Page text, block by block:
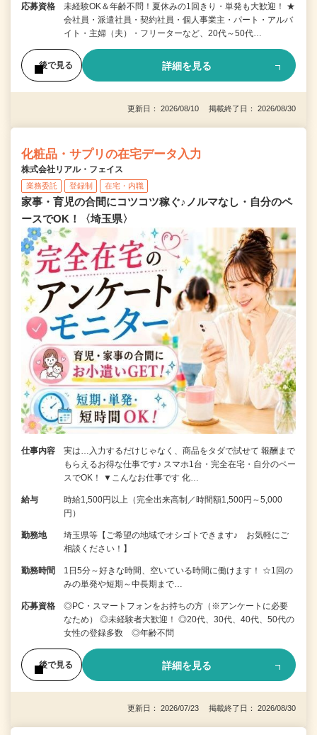
応募資格
未経験OK＆年齢不問！夏休みの1回きり・単発も大歓迎！ ★
会社員・派遣社員・契約社員・個人事業主・パート・アルバ
イト・主婦（夫）・フリーターなど、20代～50代…
後で見る 詳細を見る
更新日： 2026/08/10 掲載終了日： 2026/08/30
化粧品・サプリの在宅データ入力
株式会社リアル・フェイス
業務委託 登録制 在宅・内職
家事・育児の合間にコツコツ稼ぐ♪ノルマなし・自分のペ
ースでOK！〈埼玉県〉
仕事内容
実は…入力するだけじゃなく、商品をタダで試せて 報酬まで
もらえるお得な仕事です♪ スマホ1台・完全在宅・自分のペー
スでOK！ ▼こんなお仕事です 化…
給与
時給1,500円以上（完全出来高制／時間額1,500円～5,000
円）
勤務地
埼玉県等【ご希望の地域でオシゴトできます♪ お気軽にご
相談ください！】
勤務時間
1日5分～好きな時間、空いている時間に働けます！ ☆1回の
みの単発や短期～中長期まで…
応募資格
◎PC・スマートフォンをお持ちの方（※アンケートに必要
なため） ◎未経験者大歓迎！ ◎20代、30代、40代、50代の
女性の登録多数 ◎年齢不問
後で見る 詳細を見る
更新日： 2026/07/23 掲載終了日： 2026/08/30